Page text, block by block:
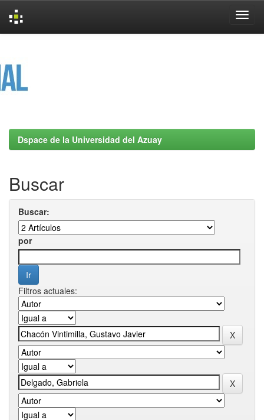
Dspace de la Universidad del Azuay
Buscar
Buscar:
por
Filtros actuales: